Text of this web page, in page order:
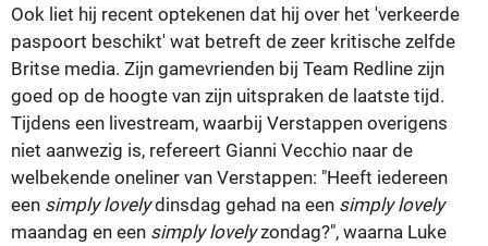
Ook liet hij recent optekenen dat hij over het 'verkeerde
paspoort beschikt' wat betreft de zeer kritische zelfde
Britse media. Zijn gamevrienden bij Team Redline zijn
goed op de hoogte van zijn uitspraken de laatste tijd.
Tijdens een livestream, waarbij Verstappen overigens
niet aanwezig is, refereert Gianni Vecchio naar de
welbekende oneliner van Verstappen: "Heeft iedereen
een simply lovelydinsdag gehad na een simply lovely
maandag en een simply lovelyzondag?", waarna Luke